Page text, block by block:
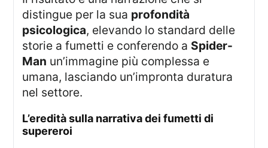
distingue per la sua profondità
psicologica, elevando lo standard delle
storie a fumetti e conferendo a Spider-
Man un’immagine più complessa e
umana, lasciando un’impronta duratura
nel settore.
l’eredità sulla narrativa dei fumetti di
supereroi